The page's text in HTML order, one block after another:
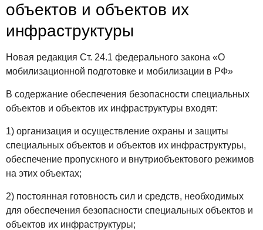
объектов и объектов их
инфраструктуры
Новая редакция Ст. 24.1 федерального закона «О
мобилизационной подготовке и мобилизации в РФ»
В содержание обеспечения безопасности специальных
объектов и объектов их инфраструктуры входят:
1) организация и осуществление охраны и защиты
специальных объектов и объектов их инфраструктуры,
обеспечение пропускного и внутриобъектового режимов
на этих объектах;
2) постоянная готовность сил и средств, необходимых
для обеспечения безопасности специальных объектов и
объектов их инфраструктуры;